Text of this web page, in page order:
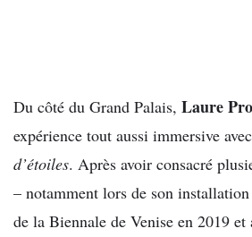
Du côté du Grand Palais, Laure
expérience tout aussi immersive
d’étoiles. Après avoir consacré
– notamment lors de son
de la Biennale de Venise en 2019 et